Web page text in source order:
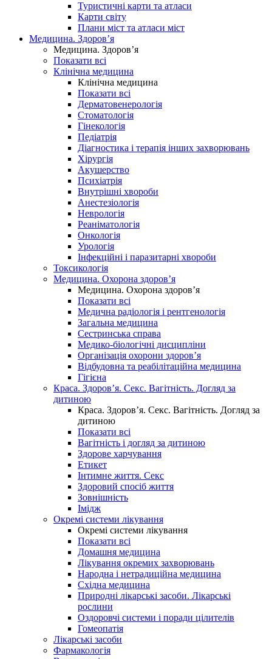
Туристичні карти та атласи
Карти світу
Плани міст та атласи міст
Медицина. Здоров’я
Медицина. Здоров’я
Показати всі
Клінічна медицина
Клінічна медицина
Показати всі
Дерматовенерологія
Стоматологія
Гінекологія
Педіатрія
Діагностика і терапія інших захворювань
Хірургія
Акушерство
Психіатрія
Внутрішні хвороби
Анестезіологія
Неврологія
Реаніматологія
Онкологія
Урологія
Інфекційні і паразитарні хвороби
Токсикологія
Медицина. Охорона здоров’я
Медицина. Охорона здоров’я
Показати всі
Медична радіологія і рентгенологія
Загальна медицина
Сестринська справа
Медико-біологічні дисципліни
Організація охорони здоров’я
Відбудовна та реабілітаційна медицина
Гігієна
Краса. Здоров’я. Секс. Вагітність. Догляд за
дитиною
Краса. Здоров’я. Секс. Вагітність. Догляд за
дитиною
Показати всі
Вагітність і догляд за дитиною
Здорове харчування
Етикет
Інтимне життя. Секс
Здоровий спосіб життя
Зовнішність
Імідж
Окремі системи лікування
Окремі системи лікування
Показати всі
Домашня медицина
Лікування окремих захворювань
Народна і нетрадиційна медицина
Східна медицина
Природні лікарські засоби. Лікарські
рослини
Оздоровчі системи і поради цілителів
Гомеопатія
Лікарські засоби
Фармакологія